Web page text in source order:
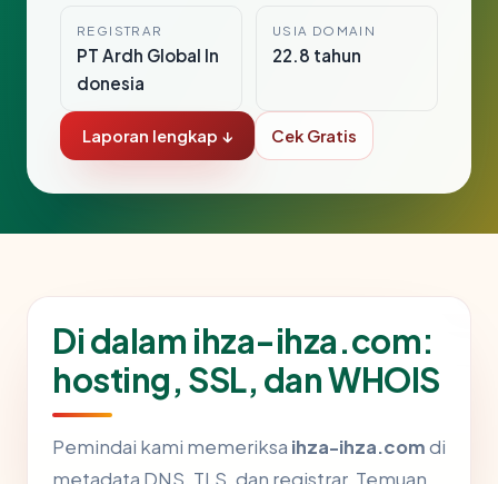
REGISTRAR
PT Ardh Global In
donesia
USIA DOMAIN
22.8 tahun
Laporan lengkap ↓ Cek Gratis
Di dalam ihza-ihza.com:
hosting, SSL, dan WHOIS
Pemindai kami memeriksa ihza-ihza.comdi